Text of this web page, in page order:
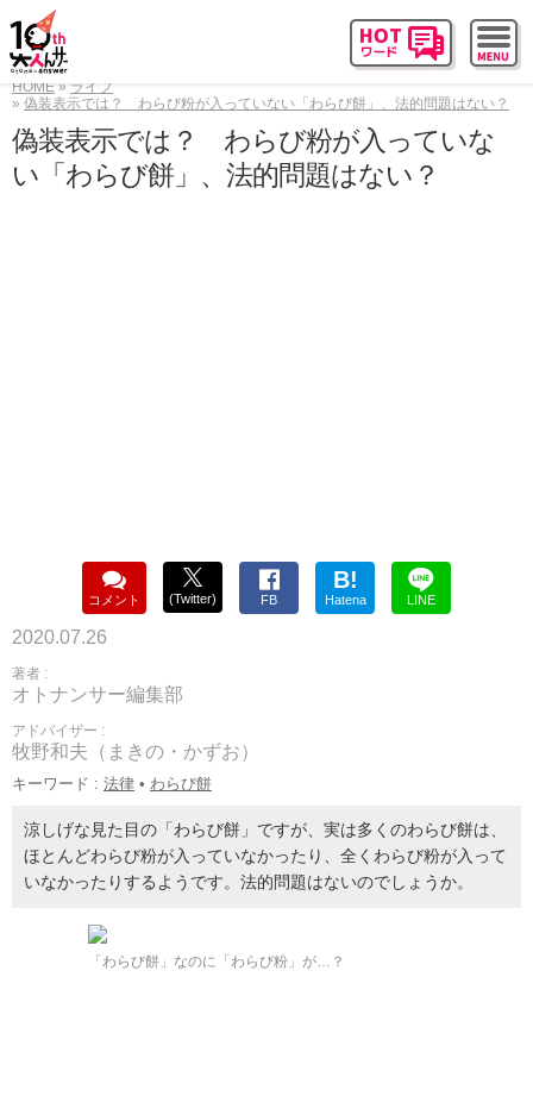
HOME
ライフ
偽装表示では？ わらび粉が入っていない「わらび餅」、法的問題はない？
偽装表示では？ わらび粉が入っていな
い「わらび餅」、法的問題はない？
コメント (Twitter) FB
B!
Hatena LINE
2020.07.26
著者 :
オトナンサー編集部
アドバイザー :
牧野和夫（まきの・かずお）
キーワード : 法律 • わらび餅
涼しげな見た目の「わらび餅」ですが、実は多くのわらび餅は、
ほとんどわらび粉が入っていなかったり、全くわらび粉が入って
いなかったりするようです。法的問題はないのでしょうか。
「わらび餅」なのに「わらび粉」が…？